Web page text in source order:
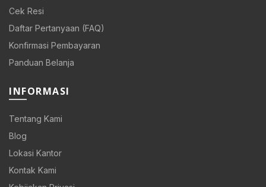
Cek Resi
Daftar Pertanyaan (FAQ)
Konfirmasi Pembayaran
Panduan Belanja
INFORMASI
Tentang Kami
Blog
Lokasi Kantor
Kontak Kami